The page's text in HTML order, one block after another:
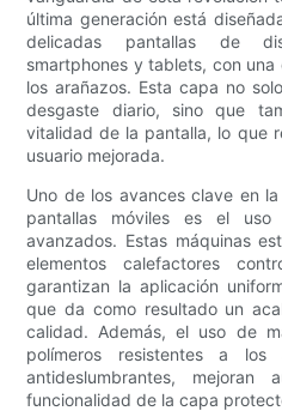
última generación está
delicadas pantallas de
smartphones y tablets, con
los arañazos. Esta capa no
desgaste diario, sino que
vitalidad de la pantalla, lo que
usuario mejorada.
Uno de los avances clave en
pantallas móviles es el
avanzados. Estas máquinas
elementos calefactores
garantizan la aplicación
que da como resultado un
calidad. Además, el uso de
polímeros resistentes a los
antideslumbrantes,
funcionalidad de la capa